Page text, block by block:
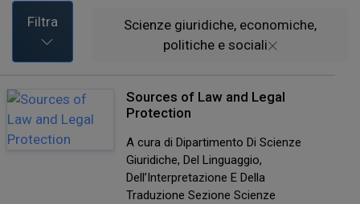
Filtra
Scienze giuridiche, economiche,
politiche e sociali
Sources of Law and Legal
Protection
A cura di Dipartimento Di Scienze
Giuridiche, Del Linguaggio,
Dell’Interpretazione E Della
Traduzione Sezione Scienze